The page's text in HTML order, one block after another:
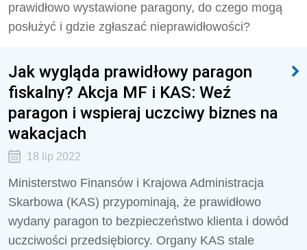
prawidłowo wystawione paragony, do czego mogą
posłużyć i gdzie zgłaszać nieprawidłowości?
Jak wygląda prawidłowy paragon
fiskalny? Akcja MF i KAS: Weź
paragon i wspieraj uczciwy biznes na
wakacjach
18 lip 2022
Ministerstwo Finansów i Krajowa Administracja
Skarbowa (KAS) przypominają, że prawidłowo
wydany paragon to bezpieczeństwo klienta i dowód
uczciwości przedsiębiorcy. Organy KAS stale